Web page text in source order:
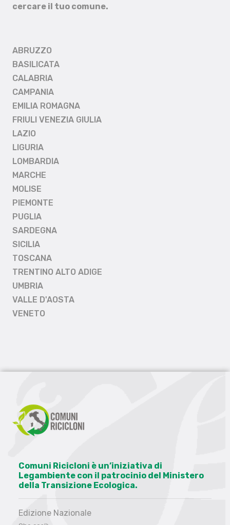
cercare il tuo comune.
ABRUZZO
BASILICATA
CALABRIA
CAMPANIA
EMILIA ROMAGNA
FRIULI VENEZIA GIULIA
LAZIO
LIGURIA
LOMBARDIA
MARCHE
MOLISE
PIEMONTE
PUGLIA
SARDEGNA
SICILIA
TOSCANA
TRENTINO ALTO ADIGE
UMBRIA
VALLE D'AOSTA
VENETO
Comuni Ricicloni è un’iniziativa di
Legambiente con il patrocinio del Ministero
della Transizione Ecologica.
Edizione Nazionale